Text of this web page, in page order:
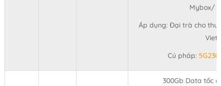
Mybox/
Áp dụng: Đại trà cho
Cú pháp:
300Gb Data tốc